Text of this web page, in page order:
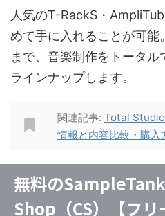
人気のT-RackS・
めて手に入れることが可
まで、音楽制作をトータ
ラインナップします。
関連記事: Total Studio
情報と内容比較・購入
無料の
Shop（CS）【フリ